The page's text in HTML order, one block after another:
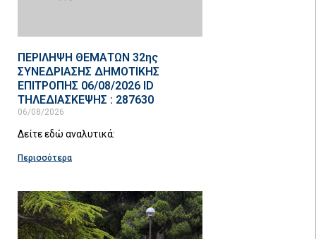
ΠΕΡΙΛΗΨΗ ΘΕΜΑΤΩΝ 32ης
ΣΥΝΕΔΡΙΑΣΗΣ ΔΗΜΟΤΙΚΗΣ
ΕΠΙΤΡΟΠΗΣ 06/08/2026 ID
ΤΗΛΕΔΙΑΣΚΕΨΗΣ : 287630
06/08/2026
Δείτε εδώ αναλυτικά:
Περισσότερα